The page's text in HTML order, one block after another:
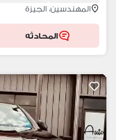
المهندسين، الجيزة
المحادثه